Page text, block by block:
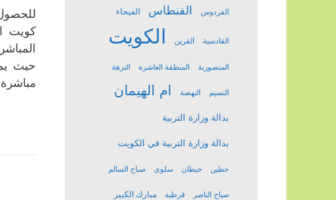
كويت
حيث
الفردوس الفنطاس الفيحاء
القادسية القرين الكويت
المنصورية المنطقة العاشرة النزهة
النسيم النهضة ام الهيمان
بدالة وزارة التربية
بدالة وزارة التربية في الكويت
حطين خيطان سلوى صباح السالم
صباح الناصر قرطبة مبارك الكبير